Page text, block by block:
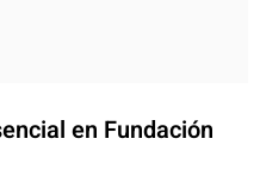
en Fundación